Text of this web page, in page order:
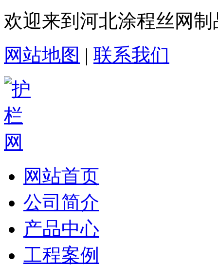
欢迎来到河北涂程丝网
网站地图 | 联系我们
网站首页
公司简介
产品中心
工程案例